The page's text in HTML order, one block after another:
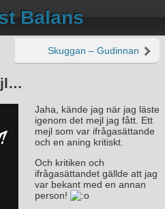
Balans
Skuggan – Gudinnan
Jaha, kände jag när jag läste
igenom det mejl jag fått. Ett
mejl som var ifrågasättande
och en aning kritiskt.
Och kritiken och
ifrågasättandet gällde att jag
var bekant med en annan
person!